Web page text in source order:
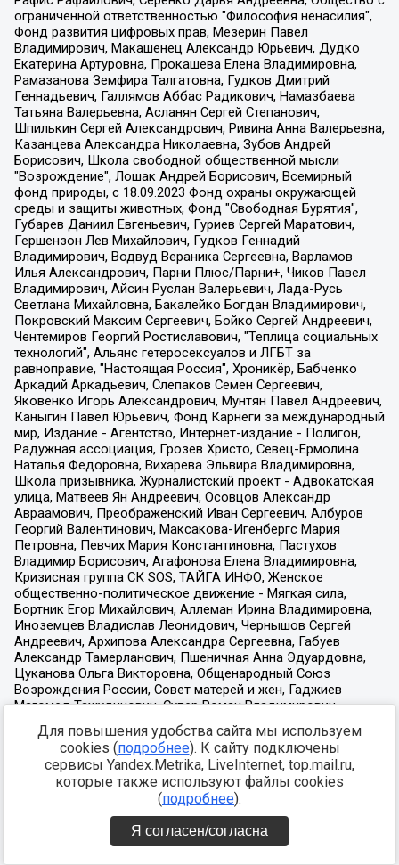
Для повышения удобства сайта мы используем
cookies (подробнее). К сайту подключены
сервисы Yandex.Metrika, LiveInternet, top.mail.ru,
которые также используют файлы cookies
(подробнее).
Я согласен/согласна